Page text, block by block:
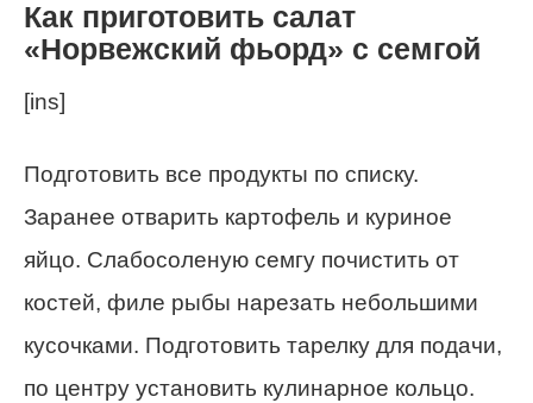
Как приготовить салат
«Норвежский фьорд» с семгой
[ins]
Подготовить все продукты по списку.
Заранее отварить картофель и куриное
яйцо. Слабосоленую семгу почистить от
костей, филе рыбы нарезать небольшими
кусочками. Подготовить тарелку для подачи,
по центру установить кулинарное кольцо.